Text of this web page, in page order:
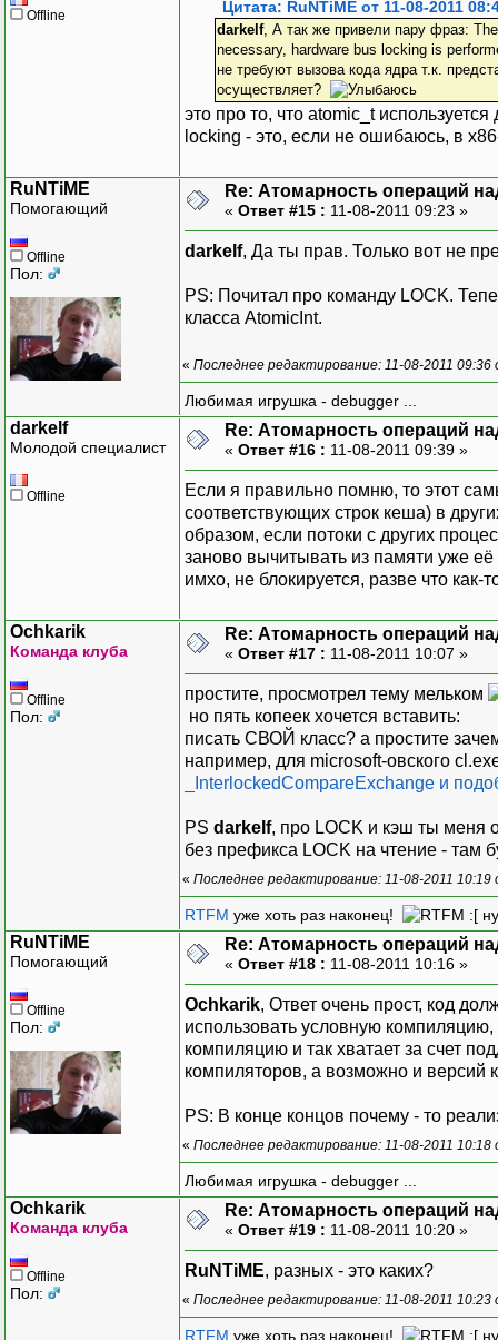
Offline
Цитата: RuNTiME от 11-08-2011
darkelf, А так же привели пару фраз:
necessary, hardware bus locking is
не требуют вызова кода ядра т.к.
осуществляет?
это про то, что atomic_t
locking - это, если не ошибаюсь, в
RuNTiME
Помогающий
Offline
Пол:
Re: Атомарность операций
« Ответ #15 : 11-08-2011 09:23 »
darkelf, Да ты прав. Только вот не
PS: Почитал про команду LOCK.
класса AtomicInt.
« Последнее редактирование: 11-08-2011 09:36
Любимая игрушка - debugger ...
darkelf
Молодой специалист
Offline
Re: Атомарность операций
« Ответ #16 : 11-08-2011 09:39 »
Если я правильно помню, то этот
соответствующих строк кеша) в
образом, если потоки с других
заново вычитывать из памяти уже
имхо, не блокируется, разве что
Ochkarik
Команда клуба
Offline
Пол:
Re: Атомарность операций
« Ответ #17 : 11-08-2011 10:07 »
простите, просмотрел тему мельком
но пять копеек хочется вставить:
писать СВОЙ класс? а простите
например, для microsoft-овского
_InterlockedCompareExchange и
PS darkelf, про LOCK и кэш ты меня
без префикса LOCK на чтение - там
« Последнее редактирование: 11-08-2011 10:19
RTFM уже хоть раз наконец! :[
RuNTiME
Помогающий
Offline
Пол:
Re: Атомарность операций
« Ответ #18 : 11-08-2011 10:16 »
Ochkarik, Ответ очень прост, код
использовать условную
компиляцию и так хватает за счет
компиляторов, а возможно и версий
PS: В конце концов почему - то
« Последнее редактирование: 11-08-2011 10:18
Любимая игрушка - debugger ...
Ochkarik
Команда клуба
Offline
Пол:
Re: Атомарность операций
« Ответ #19 : 11-08-2011 10:20 »
RuNTiME, разных - это каких?
« Последнее редактирование: 11-08-2011 10:23
RTFM уже хоть раз наконец! :[